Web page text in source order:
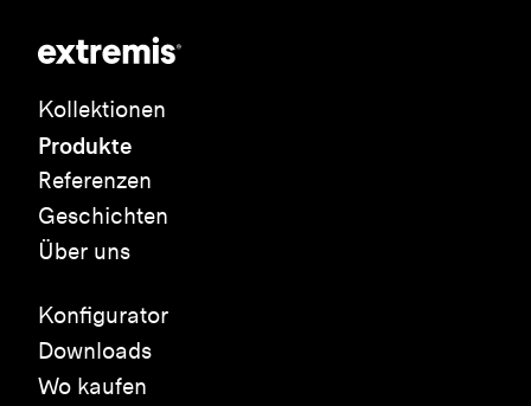
Kollektionen
Produkte
Referenzen
Geschichten
Über uns
Konfigurator
Downloads
Wo kaufen